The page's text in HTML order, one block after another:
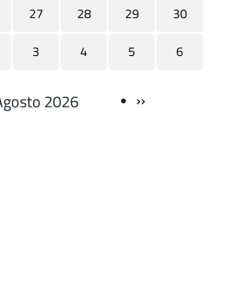
27 28 29 30
3 4 5 6
Paginazione ››
2026